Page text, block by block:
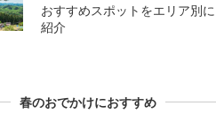
おすすめスポットをエリア別に
紹介
春のおでかけにおすすめ